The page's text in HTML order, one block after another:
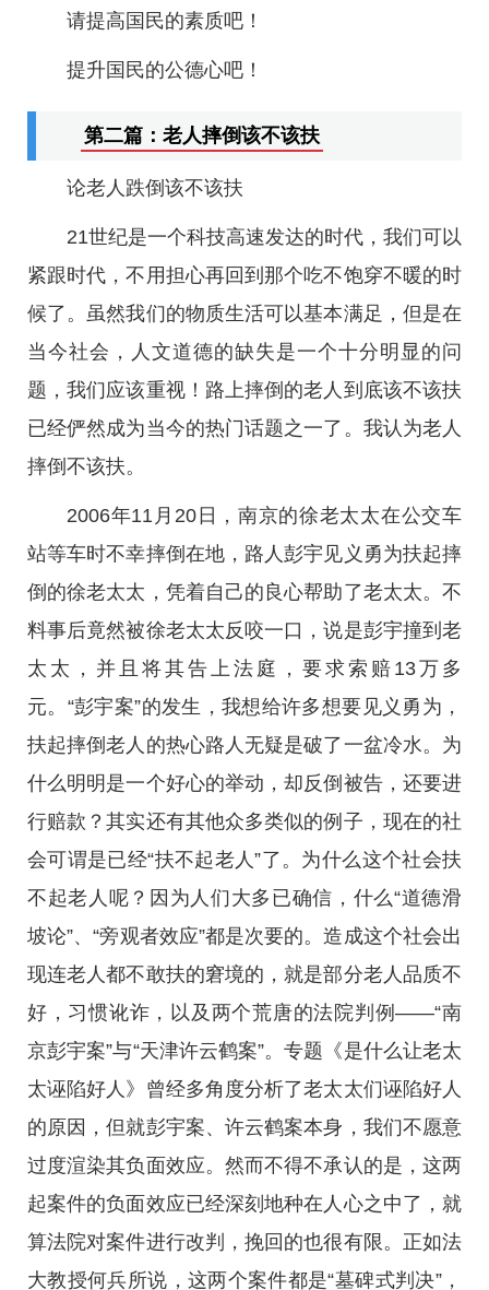
请提高国民的素质吧！
提升国民的公德心吧！
第二篇：老人摔倒该不该扶
论老人跌倒该不该扶
21世纪是一个科技高速发达的时代，我们可以
紧跟时代，不用担心再回到那个吃不饱穿不暖的时
候了。虽然我们的物质生活可以基本满足，但是在
当今社会，人文道德的缺失是一个十分明显的问
题，我们应该重视！路上摔倒的老人到底该不该扶
已经俨然成为当今的热门话题之一了。我认为老人
摔倒不该扶。
2006年11月20日，南京的徐老太太在公交车
站等车时不幸摔倒在地，路人彭宇见义勇为扶起摔
倒的徐老太太，凭着自己的良心帮助了老太太。不
料事后竟然被徐老太太反咬一口，说是彭宇撞到老
太太，并且将其告上法庭，要求索赔13万多
元。“彭宇案”的发生，我想给许多想要见义勇为，
扶起摔倒老人的热心路人无疑是破了一盆冷水。为
什么明明是一个好心的举动，却反倒被告，还要进
行赔款？其实还有其他众多类似的例子，现在的社
会可谓是已经“扶不起老人”了。为什么这个社会扶
不起老人呢？因为人们大多已确信，什么“道德滑
坡论”、“旁观者效应”都是次要的。造成这个社会出
现连老人都不敢扶的窘境的，就是部分老人品质不
好，习惯讹诈，以及两个荒唐的法院判例——“南
京彭宇案”与“天津许云鹤案”。专题《是什么让老太
太诬陷好人》曾经多角度分析了老太太们诬陷好人
的原因，但就彭宇案、许云鹤案本身，我们不愿意
过度渲染其负面效应。然而不得不承认的是，这两
起案件的负面效应已经深刻地种在人心之中了，就
算法院对案件进行改判，挽回的也很有限。正如法
大教授何兵所说，这两个案件都是“墓碑式判决”，